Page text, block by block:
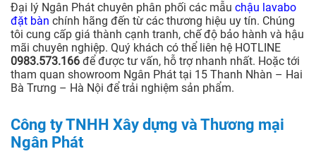
Đại lý Ngân Phát chuyên phân phối các mẫu chậu lavabo
đặt bàn chính hãng đến từ các thương hiệu uy tín. Chúng
tôi cung cấp giá thành cạnh tranh, chế độ bảo hành và hậu
mãi chuyên nghiệp. Quý khách có thể liên hệ HOTLINE
0983.573.166 để được tư vấn, hỗ trợ nhanh nhất. Hoặc tới
tham quan showroom Ngân Phát tại 15 Thanh Nhàn – Hai
Bà Trưng – Hà Nội để trải nghiệm sản phẩm.
Công ty TNHH Xây dựng và Thương mại
Ngân Phát